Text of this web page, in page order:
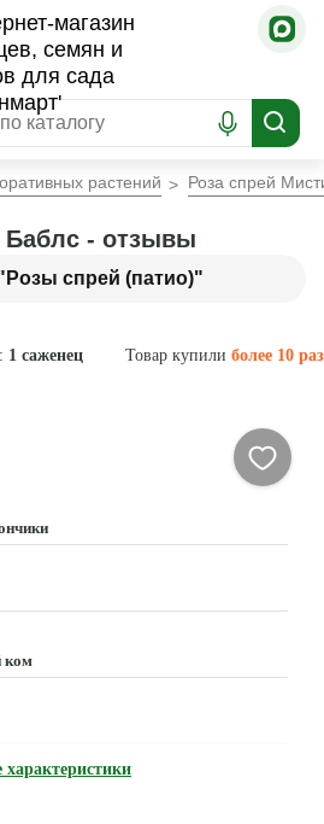
растений Роза спрей
спрей (патио)"
Баблс - отзывы
1 саженец Товар купили более 10 раз
ком
характеристики